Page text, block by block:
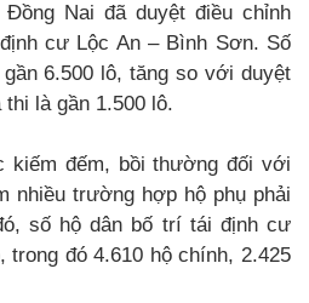
Nai đã duyệt điều chỉnh
cư Lộc An – Bình Sơn. Số
6.500 lô, tăng so với duyệt
là gần 1.500 lô.
kiếm đếm, bồi thường đối với
nhiều trường hợp hộ phụ phải
số hộ dân bố trí tái định cư
trong đó 4.610 hộ chính, 2.425